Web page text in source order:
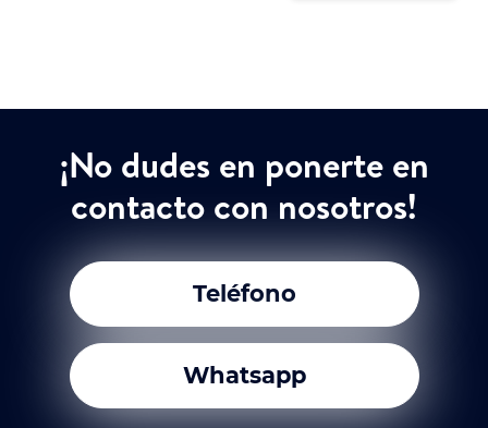
¡No dudes en ponerte en
contacto con nosotros!
Teléfono
Whatsapp